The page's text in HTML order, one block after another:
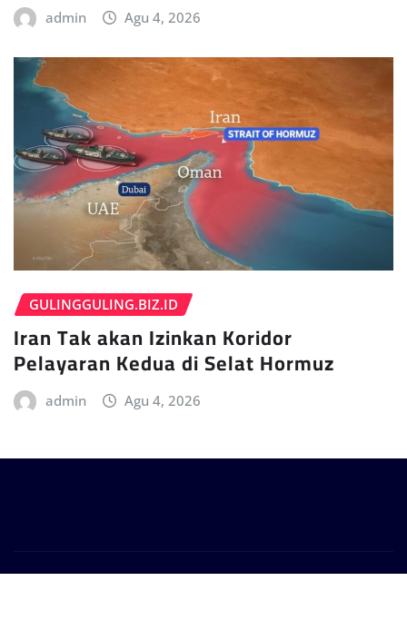
admin Agu 4, 2026
GULINGGULING.BIZ.ID
Iran Tak akan Izinkan Koridor
Pelayaran Kedua di Selat Hormuz
admin Agu 4, 2026